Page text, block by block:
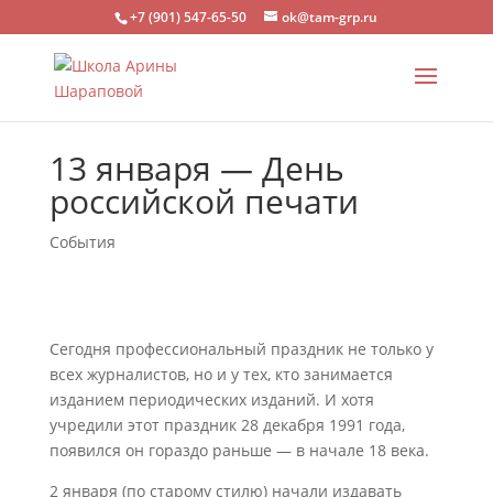
+7 (901) 547-65-50 ok@tam-grp.ru
13 января — День
российской печати
События
Сегодня профессиональный праздник не только у
всех журналистов, но и у тех, кто занимается
изданием периодических изданий. И хотя
учредили этот праздник 28 декабря 1991 года,
появился он гораздо раньше — в начале 18 века.
2 января (по старому стилю) начали издавать